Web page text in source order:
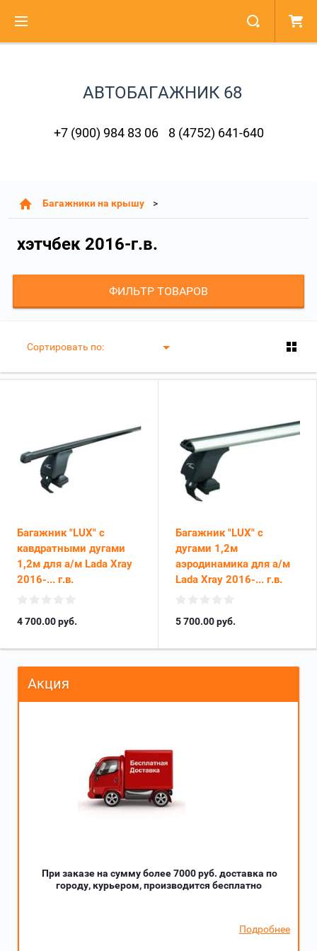
АВТОБАГАЖНИК 68
+7 (900) 984 83 06 8 (4752) 641-640
Багажники на крышу
хэтчбек 2016-г.в.
ФИЛЬТР ТОВАРОВ
Сортировать по:
Багажник "LUX" с
кавдратными дугами
1,2м для а/м Lada Xray
2016-... г.в.
4 700.00руб.
Багажник "LUX" с
дугами 1,2м
аэродинамика для а/м
Lada Xray 2016-... г.в.
5 700.00руб.
Акция
При заказе на сумму более 7000 руб. доставка по
городу, курьером, производится бесплатно
Подробнее